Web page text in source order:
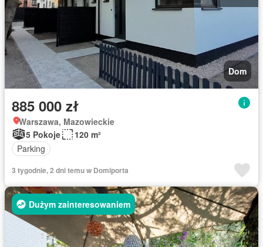
Dom
885 000 zł
Warszawa, Mazowieckie
5 Pokoje
120 m²
Parking
3 tygodnie, 2 dni temu w Domiporta
Dużym zainteresowaniem